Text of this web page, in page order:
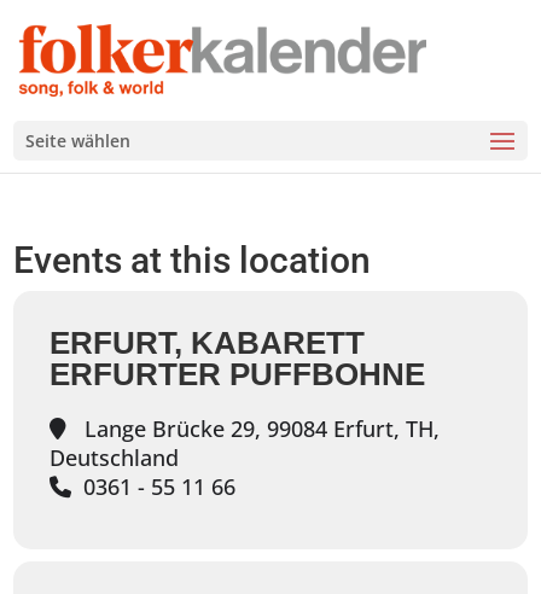
Seite wählen
Events at this location
ERFURT, KABARETT
ERFURTER PUFFBOHNE
Lange Brücke 29, 99084 Erfurt, TH,
Deutschland
0361 - 55 11 66